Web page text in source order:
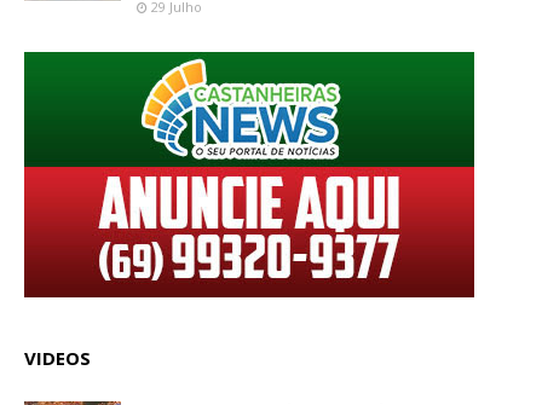
29 Julho
VIDEOS